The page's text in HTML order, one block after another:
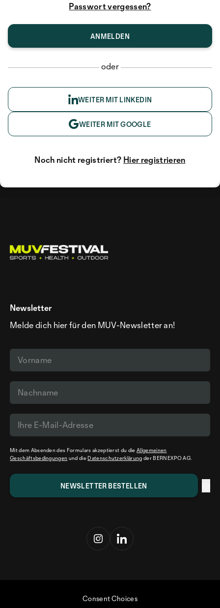
Passwort vergessen?
oder
WEITER MIT LINKEDIN
WEITER MIT GOOGLE
Noch nicht registriert? Hier registrieren
Newsletter
Melde dich hier für den MUV-Newsletter an!
Mit dem Absenden des Formulars akzeptierst du dieAllgemeinen
Geschäftsbedingungen und die Datenschutzerklärung der BERNEXPO AG.
Consent Choices